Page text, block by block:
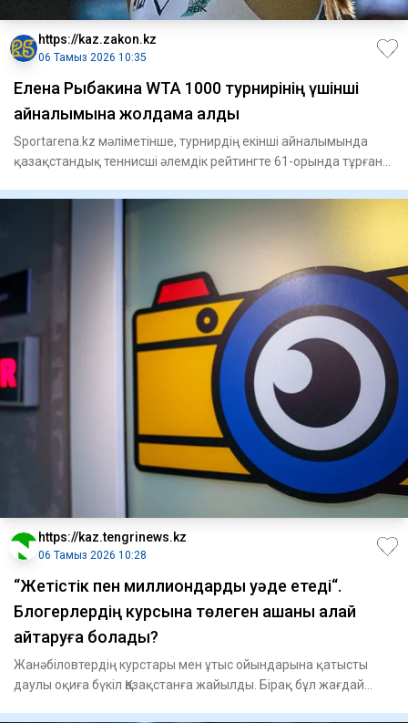
https://kaz.zakon.kz
06 Тамыз 2026 10:35
Елена Рыбакина WTA 1000 турнирінің үшінші
айналымына жолдама алды
Sportarena.kz мәліметінше, турнирдің екінші айналымында
қазақстандық теннисші әлемдік рейтингте 61-орында тұрған
https://kaz.tengrinews.kz
06 Тамыз 2026 10:28
“Жетістік пен миллиондарды уәде етеді“.
Блогерлердің курсына төлеген ақшаны қалай
қайтаруға болады?
Жанәбіловтердің курстары мен ұтыс ойындарына қатысты
даулы оқиға бүкіл Қазақстанға жайылды. Бірақ бұл жағдай